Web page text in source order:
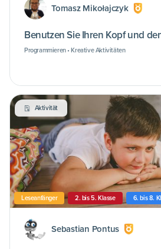
Tomasz Mikołajczyk
Benutzen Sie Ihren Kopf und
Programmieren • Kreative Aktivitäten
Aktivität
Leseanfänger 2. bis 5. Klasse 6. bis 8.
Sebastian Pontus